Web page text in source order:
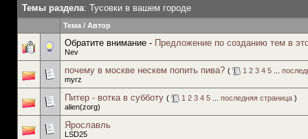
Темы раздела: Тусовки в вашем городе
Тема / Автор
Обратите внимание - Предложение по созданию тем в
Nev
почему в москве нескем попить пива? ( 1 2 3 4 5
myrz
Питер - вотка в субботу ( 1 2 3 4 5 последняя страница )
alien(zorg)
Ярославль
LSD25